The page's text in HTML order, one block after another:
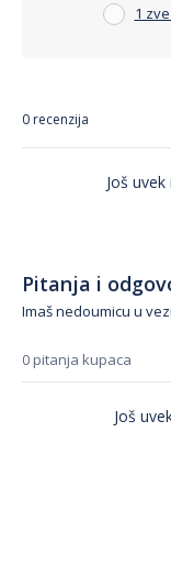
1
0 recenzija
Još
Pitanja i
Imaš nedoumicu u
0 pitanja kupaca
Još